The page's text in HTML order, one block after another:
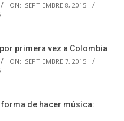
ON: SEPTIEMBRE 8, 2015
primera vez a Colombia
ON: SEPTIEMBRE 7, 2015
forma de hacer música: